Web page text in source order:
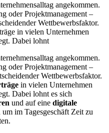
angekommen.
oder Projektmanagement –
Wettbewerbsfaktor.
in vielen Unternehmen
Dabei lohnt
angekommen.
oder Projektmanagement –
Wettbewerbsfaktor.
in vielen Unternehmen
Dabei lohnt es sich
und auf eine digitale
um im Tagesgeschäft Zeit zu